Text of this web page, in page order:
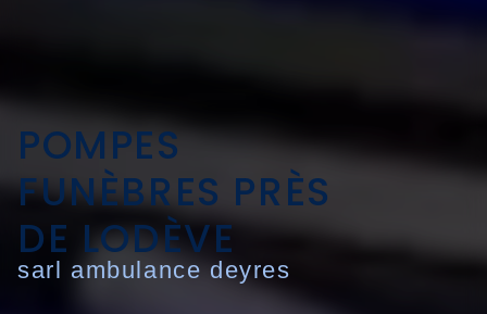
POMPES
FUNÈBRES PRÈS
DE LODÈVE
sarl ambulance deyres